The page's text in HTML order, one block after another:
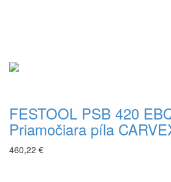
FESTOOL PSB 420
Priamočiara píla
460,22 €